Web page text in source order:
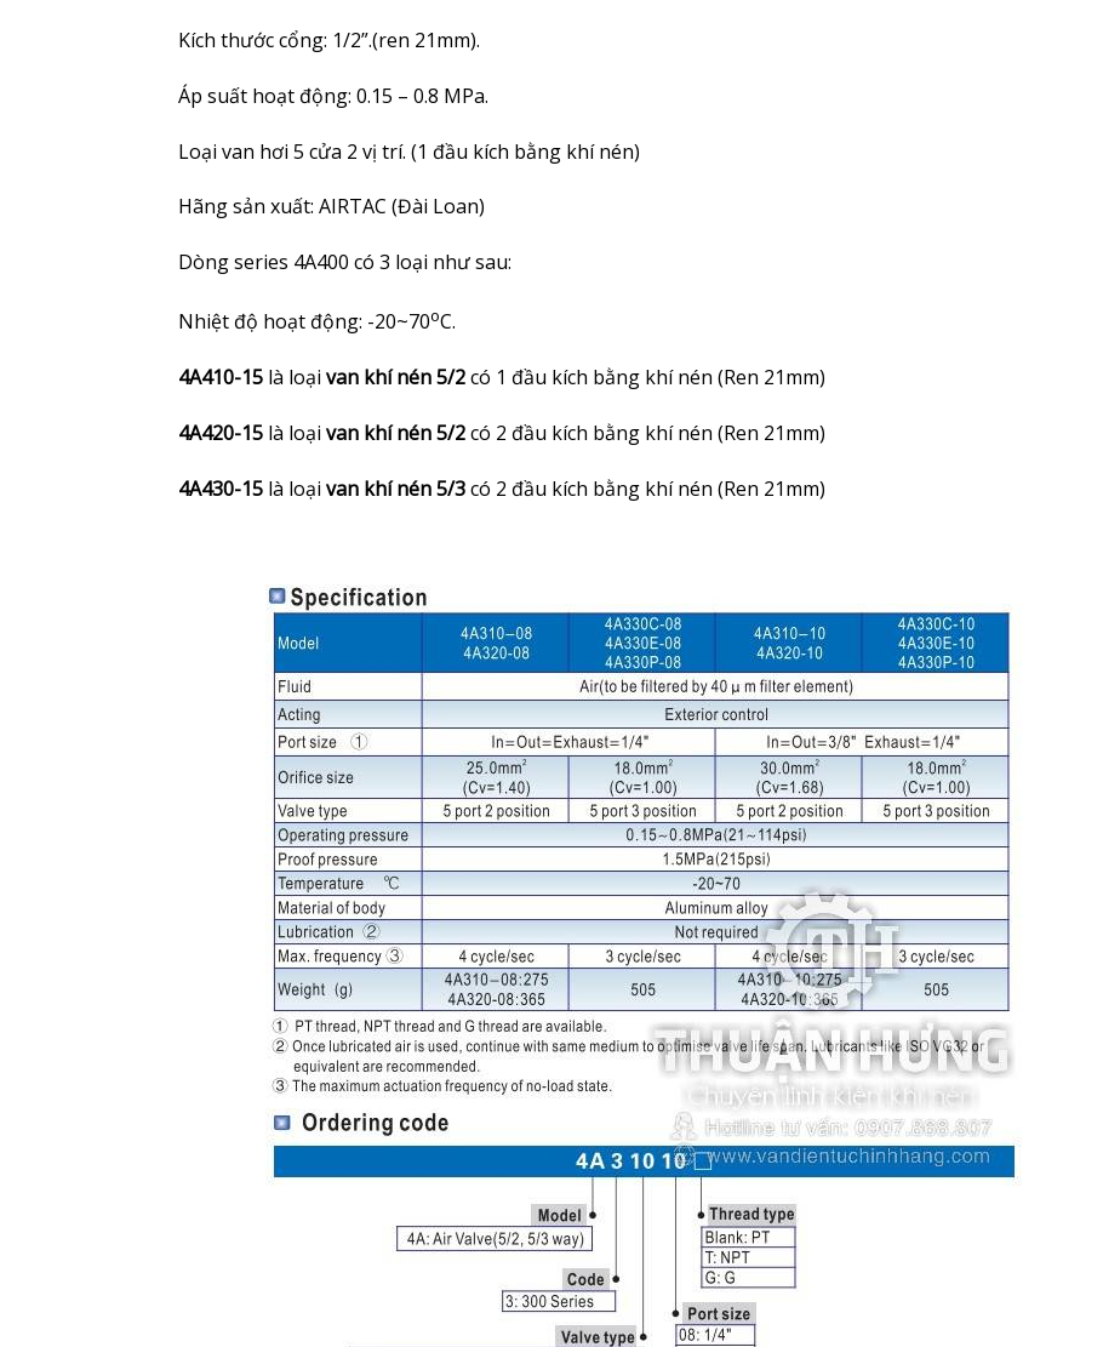
Kích thước cổng: 1/2”.(ren 21mm).
Áp suất hoạt động: 0.15 – 0.8 MPa.
Loại van hơi 5 cửa 2 vị trí. (1 đầu kích bằng khí nén)
Hãng sản xuất: AIRTAC (Đài Loan)
Dòng series 4A400 có 3 loại như sau:
Nhiệt độ hoạt động: -20~70oC.
4A410-15 là loại van khí nén 5/2có 1 đầu kích bằng khí nén (Ren 21mm)
4A420-15 là loại van khí nén 5/2có 2 đầu kích bằng khí nén (Ren 21mm)
4A430-15 là loại van khí nén 5/3có 2 đầu kích bằng khí nén (Ren 21mm)